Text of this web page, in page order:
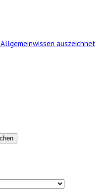
auszeichnet